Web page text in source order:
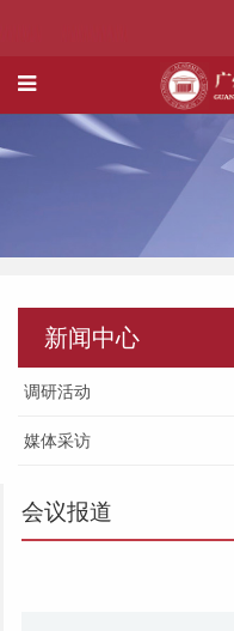
新闻中心
调研活动
媒体采访
会议报道